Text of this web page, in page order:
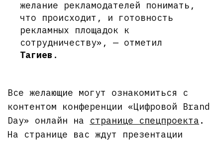
желание рекламодателей понимать,
что происходит, и готовность
рекламных площадок к
сотрудничеству», — отметил
Тагиев .
Все желающие могут ознакомиться с
контентом конференции «Цифровой Brand
Day» онлайн на странице спецпроекта .
На странице вас ждут презентации